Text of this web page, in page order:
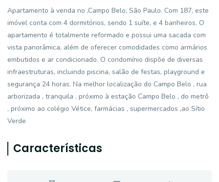
Apartamento à venda no ,Campo Belo, São Paulo. Com 187, este
imóvel conta com 4 dormitórios, sendo 1 suíte, e 4 banheiros. O
apartamento é totalmente reformado e possui uma sacada com
vista panorâmica, além de oferecer comodidades como armários
embutidos e ar condicionado. O condomínio dispõe de diversas
infraestruturas, incluindo piscina, salão de festas, playground e
segurança 24 horas. Na melhor localização do Campo Belo , rua
arborizada , tranquila , próximo à estação Campo Belo , do metrô
, próximo ao colégio Vétice, farmácias , supermercados ,ao Sítio
Verde
Características